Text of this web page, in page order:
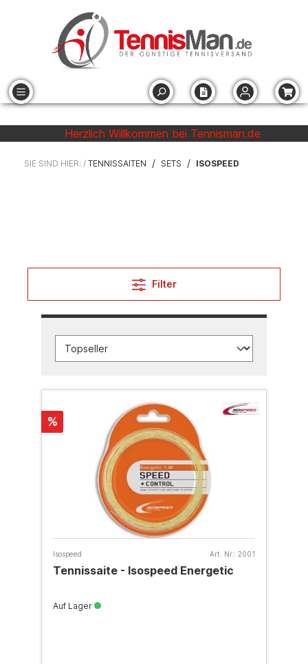
Herzlich Willkommen bei Tennisman.de
SIE SIND HIER: / TENNISSAITEN / SETS / ISOSPEED
Filter
%
Isospeed Art. Nr.: 2001
Tennissaite - Isospeed Energetic
Auf Lager